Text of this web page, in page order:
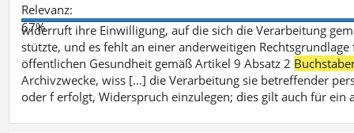
Relevanz:
67%
widerruft ihre Einwilligung, auf die sich die Verarbeitung
stützte, und es fehlt an einer anderweitigen
öffentlichen Gesundheit gemäß Artikel 9 Absatz 2
Archivzwecke, wiss [...] die Verarbeitung sie betreffender
oder f erfolgt, Widerspruch einzulegen; dies gilt auch für ein